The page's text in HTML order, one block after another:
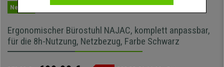
Neuheit
Ergonomischer Bürostuhl NAJAC, komplett anpassbar,
für die 8h-Nutzung, Netzbezug, Farbe Schwarz